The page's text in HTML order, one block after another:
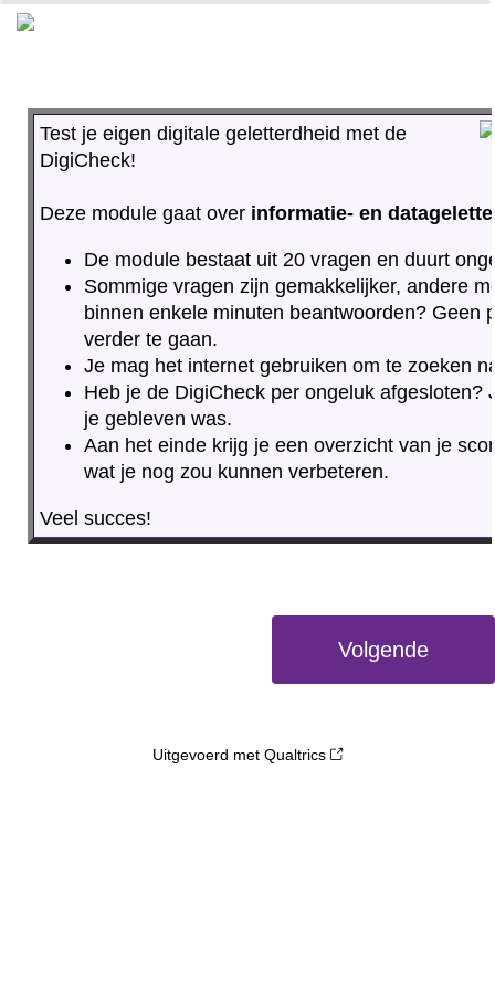
Test je eigen digitale geletterdheid met de
DigiCheck!
Deze module gaat over informatie- en
De module bestaat uit 20 vragen en duurt
Sommige vragen zijn gemakkelijker, andere
binnen enkele minuten beantwoorden? Geen
verder te gaan.
Je mag het internet gebruiken om te zoeken
Heb je de DigiCheck per ongeluk afgesloten?
je gebleven was.
Aan het einde krijg je een overzicht van je
wat je nog zou kunnen verbeteren.
Veel succes!
0%
Uitgevoerd met Qualtrics